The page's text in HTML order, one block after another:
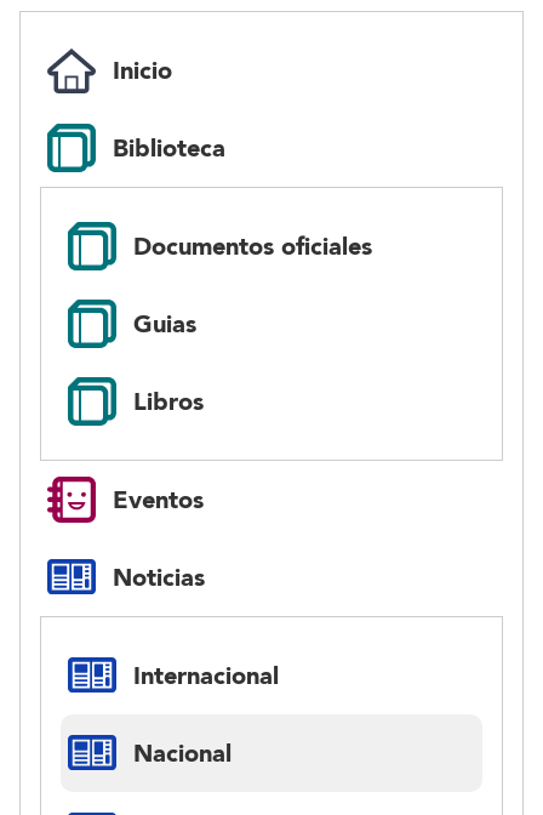
lectura facil
Inicio
Biblioteca
Documentos oficiales
Guias
Libros
Eventos
Noticias
Internacional
Nacional